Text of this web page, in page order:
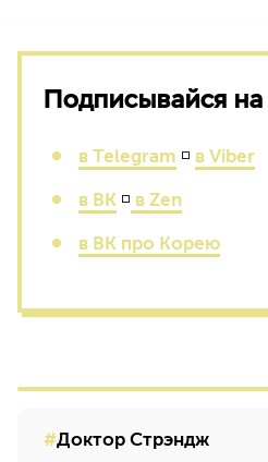
Подписывайся
в Telegram ◽ в Viber
в ВК ◽ в Zen
в ВК про Корею
Доктор Стрэндж